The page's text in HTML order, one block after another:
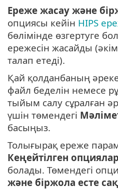
Ереже жасау және
опциясы кейін HIPS
бөлімінде өзгертуге
ережесін жасайды
талап етеді).
Қай қолданбаның
файл беделін немесе
тыйым салу сұралған
үшін төмендегі
басыңыз.
Толығырақ ереже
Кеңейтілген опциялар
болады. Төмендегі
және біржола есте